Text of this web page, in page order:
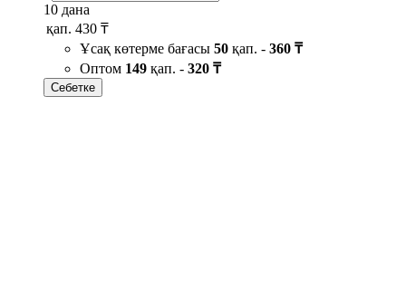
10 дана
қап. 430 ₸
Ұсақ көтерме бағасы 50 қап. - 360 ₸
Оптом 149 қап. - 320 ₸
Себетке